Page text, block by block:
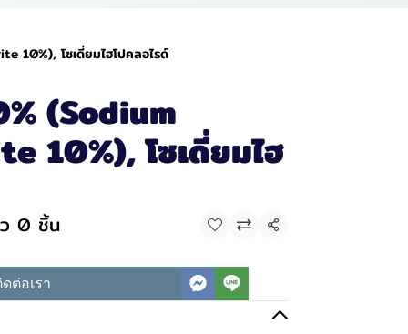
10%), โซเดี่ยมไฮโปคลอไรด์
(Sodium
10%), โซเดี่ยมไฮ
0 ชิ้น แชร์
ต่อเรา